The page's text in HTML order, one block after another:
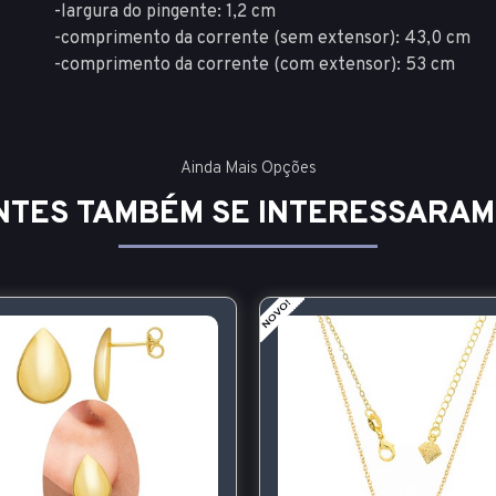
-largura do pingente: 1,2 cm
-comprimento da corrente (sem extensor): 43,0 cm
-comprimento da corrente (com extensor): 53 cm
Ainda Mais Opções
TAMBÉM SE